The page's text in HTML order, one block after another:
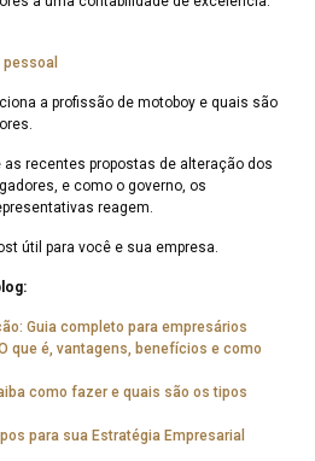
a profissão de motoboy e quais são
recentes propostas de alteração dos
e como o governo, os
reagem.
útil para você e sua empresa.
Guia completo para empresários
que é, vantagens, benefícios e como
como fazer e quais são os tipos
para sua Estratégia Empresarial